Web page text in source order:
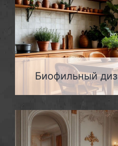
Биофильный